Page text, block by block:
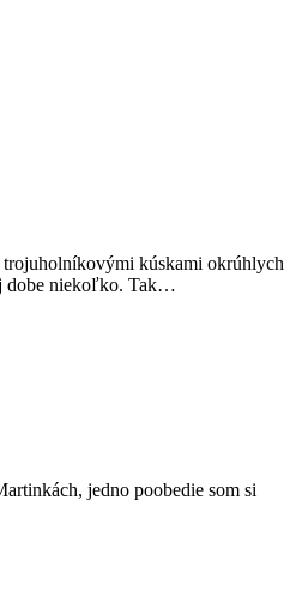
kúskami okrúhlych
dobe niekoľko. Tak…
jedno poobedie som si